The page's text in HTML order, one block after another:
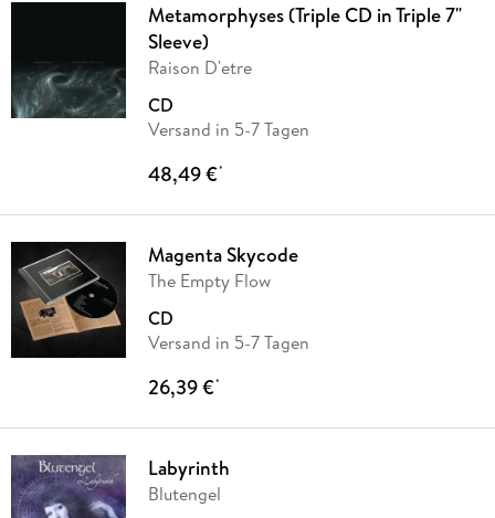
Metamorphyses (Triple CD in Triple 7"
Sleeve)
Raison D'etre
CD
Versand in 5-7 Tagen
48,49 €*
Magenta Skycode
The Empty Flow
CD
Versand in 5-7 Tagen
26,39 €*
Labyrinth
Blutengel